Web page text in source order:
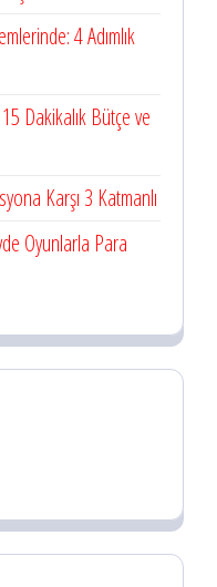
4 Adımlık
Dakikalık Bütçe ve
Karşı 3 Katmanlı
Oyunlarla Para